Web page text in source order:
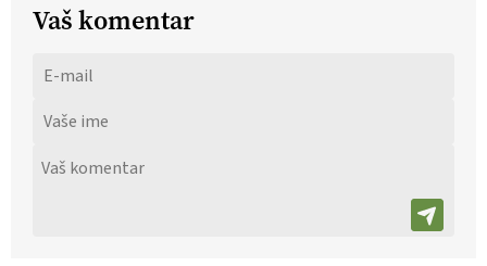
Vaš komentar